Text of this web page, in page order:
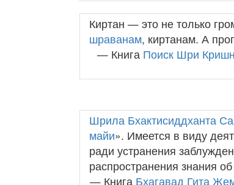
Киртан — это не только
шраванам, киртанам. А
— Книга Поиск Шри
Шрила Бхактисиддханта
майи». Имеется в виду
ради устранения
распространения знания
— Книга Бхагавад Гита